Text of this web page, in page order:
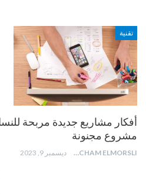
تقنية
مشروع مجنونة
HICHAM ELMORSLI ديسمبر 9, 2023